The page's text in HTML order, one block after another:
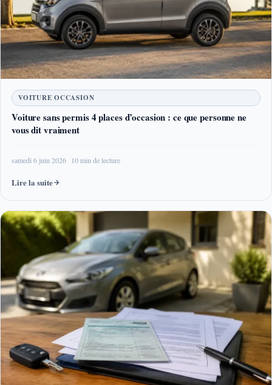
VOITURE OCCASION
Voiture sans permis 4 places d’occasion : ce que personne ne
vous dit vraiment
samedi 6 juin 2026 10 min de lecture
Lire la suite